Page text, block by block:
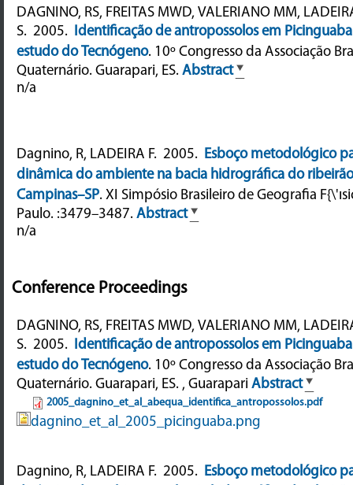
DAGNINO, RS, FREITAS MWD, VALERIANO MM,
S.2005. Identificação de antropossolos em
estudo do Tecnógeno. 10º Congresso da Associação
Quaternário. Guarapari, ES.Abstract
n/a
Dagnino, R, LADEIRA F.2005. Esboço metodológico
dinâmica do ambiente na bacia hidrográfica do
Campinas–SP.XI Simpósio Brasileiro de Geografia
Paulo. :3479–3487.Abstract
n/a
Conference Proceedings
DAGNINO, RS, FREITAS MWD, VALERIANO MM,
S.2005. Identificação de antropossolos em
estudo do Tecnógeno. 10º Congresso da Associação
Quaternário. Guarapari, ES. , Guarapari Abstract
2005_dagnino_et_al_abequa_identifica_antropossolos.pdf
dagnino_et_al_2005_picinguaba.png
Dagnino, R, LADEIRA F.2005. Esboço metodológico